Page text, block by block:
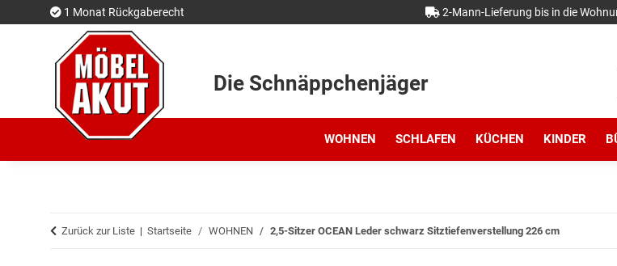
1 Monat Rückgaberecht 2-Mann-Lieferung bis in die
Die Schnäppchenjäger
WOHNEN SCHLAFEN KÜCHEN KINDER
Zurück zur Liste Startseite WOHNEN 2,5-Sitzer OCEAN Leder schwarz Sitztiefenverstellung 226 cm